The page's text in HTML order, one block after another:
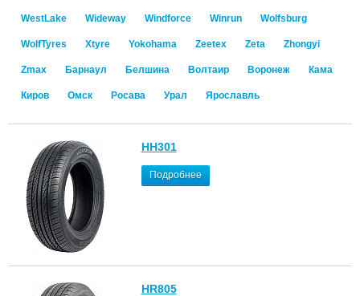
WestLake Wideway Windforce Winrun Wolfsburg
WolfTyres Xtyre Yokohama Zeetex Zeta Zhongyi
Zmax Барнаул Белшина Волтаир Воронеж Кама
Киров Омск Росава Урал Ярославль
HH301
Подробнее
HR805